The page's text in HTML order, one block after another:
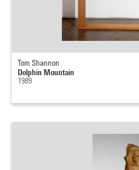
Tom Shannon
Dolphin Mountain
1989